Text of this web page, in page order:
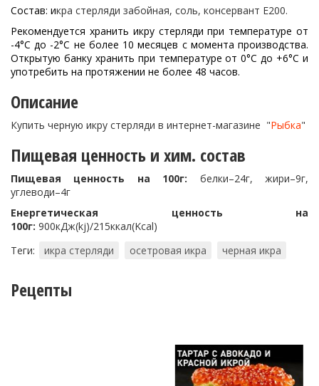
Состав: икра стерляди забойная, соль, консервант Е200.
Рекомендуется хранить икру стерляди при температуре от
-4°С до -2°С не более 10 месяцев с момента производства.
Открытую банку хранить при температуре от 0°С до +6°С и
употребить на протяжении не более 48 часов.
Описание
Купить черную икру стерляди в интернет-магазине "Рыбка"
Пищевая ценность и хим. состав
Пищевая ценность на 100г: белки–24г, жири–9г,
углеводи–4г
Енергетическая ценность на
100г: 900кДж(kj)/215ккал(Kcal)
Теги:
икра стерляди осетровая икра черная икра
Рецепты